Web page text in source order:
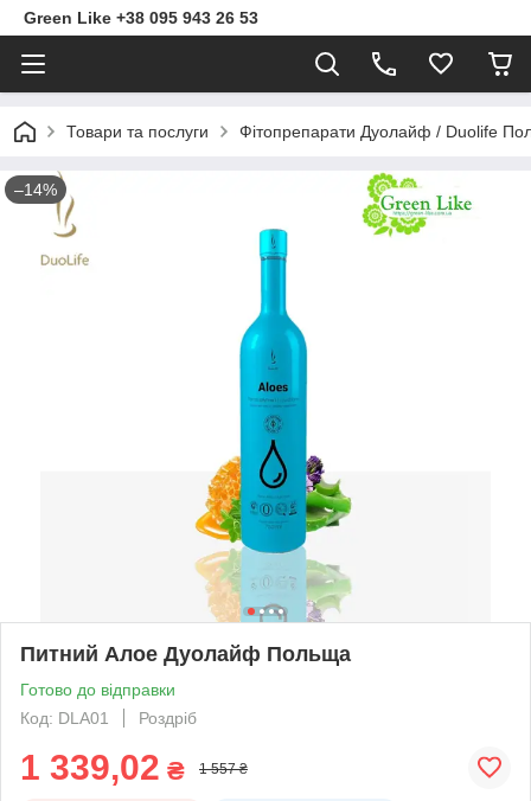
Green Like +38 095 943 26 53
Товари та послуги Фітопрепарати Дуолайф / Duolife
–14%
Питний Алое Дуолайф Польща
Готово до відправки
Код: DLA01
Роздріб
1 339,02 ₴ 1 557 ₴